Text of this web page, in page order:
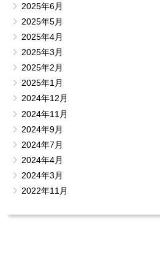
2025年6月
2025年5月
2025年4月
2025年3月
2025年2月
2025年1月
2024年12月
2024年11月
2024年9月
2024年7月
2024年4月
2024年3月
2022年11月